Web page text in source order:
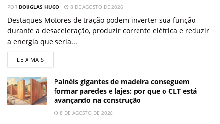
POR DOUGLAS HUGO 8 DE AGOSTO DE 2026
Destaques Motores de tração podem inverter sua função
durante a desaceleração, produzir corrente elétrica e reduzir
a energia que seria...
LEIA MAIS
Painéis gigantes de madeira conseguem
formar paredes e lajes: por que o CLT está
avançando na construção
8 DE AGOSTO DE 2026